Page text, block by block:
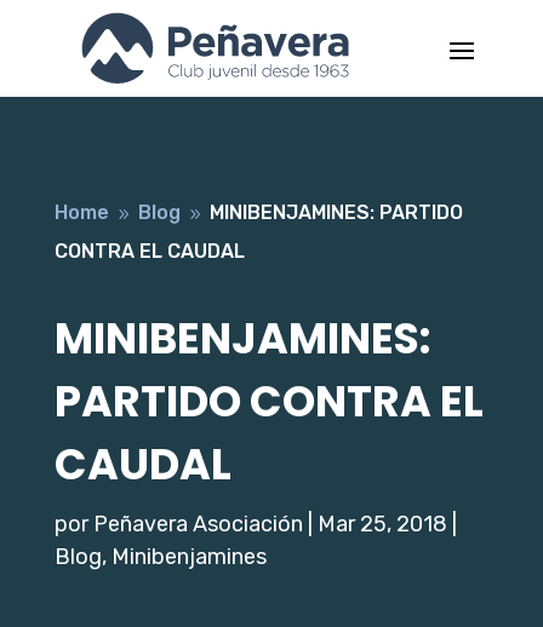
Home 9 Blog 9 MINIBENJAMINES: PARTIDO
CONTRA EL CAUDAL
MINIBENJAMINES:
PARTIDO CONTRA EL
CAUDAL
por Peñavera Asociación Mar 25, 2018
Blog, Minibenjamines